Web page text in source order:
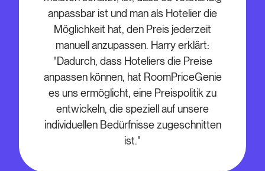
anpassbar ist und man als Hotelier die
Möglichkeit hat, den Preis jederzeit
manuell anzupassen. Harry erklärt:
"Dadurch, dass Hoteliers die Preise
anpassen können, hat RoomPriceGenie
es uns ermöglicht, eine Preispolitik zu
entwickeln, die speziell auf unsere
individuellen Bedürfnisse zugeschnitten
ist."